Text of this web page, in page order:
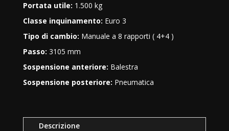
Portata utile: 1.500 kg
Classe inquinamento: Euro 3
Tipo di cambio: Manuale a 8 rapporti ( 4+4 )
Passo: 3105 mm
Sospensione anteriore: Balestra
Sospensione posteriore: Pneumatica
Descrizione